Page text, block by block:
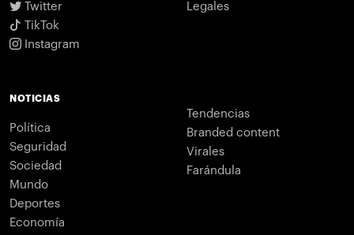
Twitter
TikTok
Instagram
Legales
NOTICIAS
Política
Seguridad
Sociedad
Mundo
Deportes
Economía
Tendencias
Branded content
Virales
Farándula